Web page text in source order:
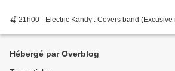
🍒 21h00 - Electric Kandy : Covers band
Hébergé par Overblog